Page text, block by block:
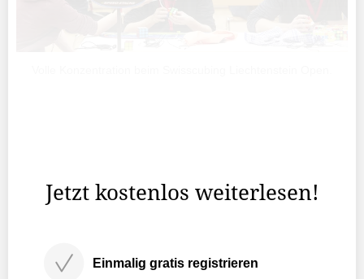
Jetzt kostenlos weiterlesen!
Einmalig gratis registrieren